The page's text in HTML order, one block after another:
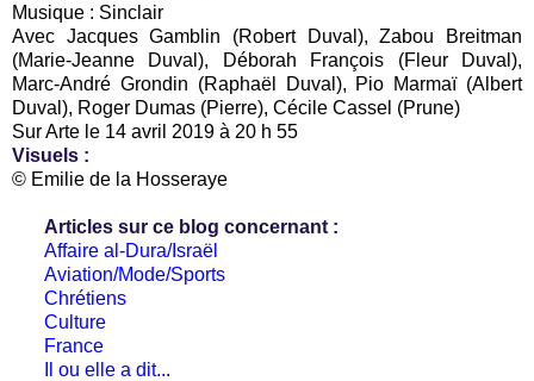
Musique : Sinclair
Avec Jacques Gamblin (Robert Duval), Zabou Breitman
(Marie-Jeanne Duval), Déborah François (Fleur Duval),
Marc-André Grondin (Raphaël Duval), Pio Marmaï (Albert
Duval), Roger Dumas (Pierre), Cécile Cassel (Prune)
Sur Arte le 14 avril 2019 à 20 h 55
Visuels :
© Emilie de la Hosseraye
Articles sur ce blog concernant :
Affaire al-Dura/Israël
Aviation/Mode/Sports
Chrétiens
Culture
France
Il ou elle a dit...